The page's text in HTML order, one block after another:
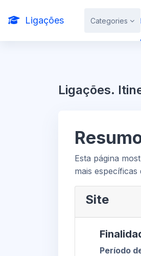
Ligações Categories
Ligações.
Esta página
mais específicas
Site
Período